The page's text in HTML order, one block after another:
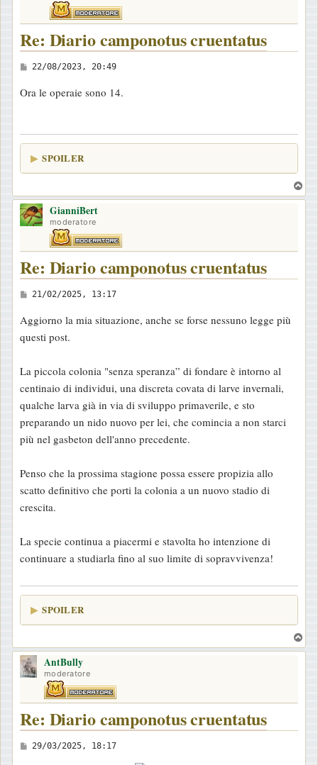
Re: Diario camponotus cruentatus
M
s
a
g
o
22/08/2023, 20:49
Ora le operaie sono 14.
SPOILER
o
GianniBert
moderatore
Re: Diario camponotus cruentatus
M
s
s
g
g
i
o
21/02/2025, 13:17
Aggiorno la mia situazione, anche se forse nessuno legge più
questi post.
La piccola colonia "senza speranza” di fondare è intorno al
centinaio di individui, una discreta covata di larve invernali,
qualche larva già in via di sviluppo primaverile, e sto
preparando un nido nuovo per lei, che comincia a non starci
più nel gasbeton dell'anno precedente.
Penso che la prossima stagione possa essere propizia allo
scatto definitivo che porti la colonia a un nuovo stadio di
crescita.
La specie continua a piacermi e stavolta ho intenzione di
continuare a studiarla fino al suo limite di sopravvivenza!
SPOILER
o
AntBully
moderatore
Re: Diario camponotus cruentatus
M
29/03/2025, 18:17